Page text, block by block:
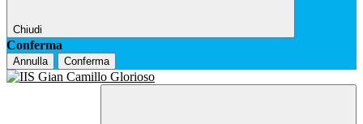
Chiudi
Conferma
Annulla Conferma